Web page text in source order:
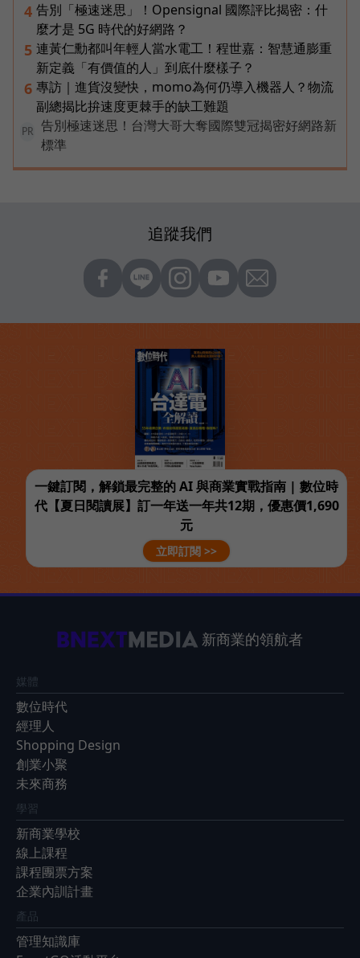
4 告別「極速迷思」！Opensignal 國際評比揭密：什
麼才是 5G 時代的好網路？
5 連黃仁勳都叫年輕人當水電工！程世嘉：智慧通膨重
新定義「有價值的人」到底什麼樣子？
6 專訪｜進貨沒變快，momo為何仍導入機器人？物流
副總揭比拚速度更棘手的缺工難題
PR
告別極速迷思！台灣大哥大奪國際雙冠揭密好網路新
標準
追蹤我們
一鍵訂閱，解鎖最完整的 AI 與商業實戰指南 | 數位時
代【夏日閱讀展】訂一年送一年共12期，優惠價1,690
元
立即訂閱 >>
新商業的領航者
媒體
數位時代
經理人
Shopping Design
創業小聚
未來商務
學習
新商業學校
線上課程
課程團票方案
企業內訓計畫
產品
管理知識庫